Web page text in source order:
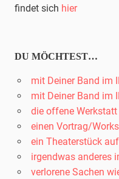
findet sich hier
DU MÖCHTEST…
mit Deiner Band im
mit Deiner Band im
die offene
einen Vortrag/
ein Theaterstück
irgendwas anderes
verlorene Sachen